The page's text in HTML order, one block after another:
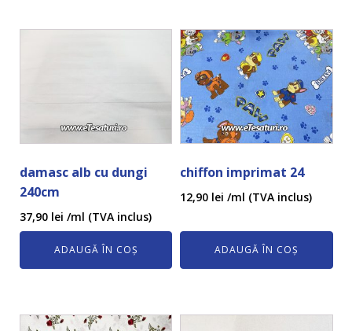
damasc alb cu dungi
240cm
37,90 lei /ml (TVA inclus)
ADAUGĂ ÎN COȘ
chiffon imprimat 24
12,90 lei /ml (TVA inclus)
ADAUGĂ ÎN COȘ